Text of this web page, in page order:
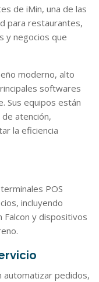
de iMin, una de las
para restaurantes,
y negocios que
moderno, alto
softwares
Sus equipos están
atención,
la eficiencia
POS
incluyendo
Falcon y dispositivos
automatizar pedidos,